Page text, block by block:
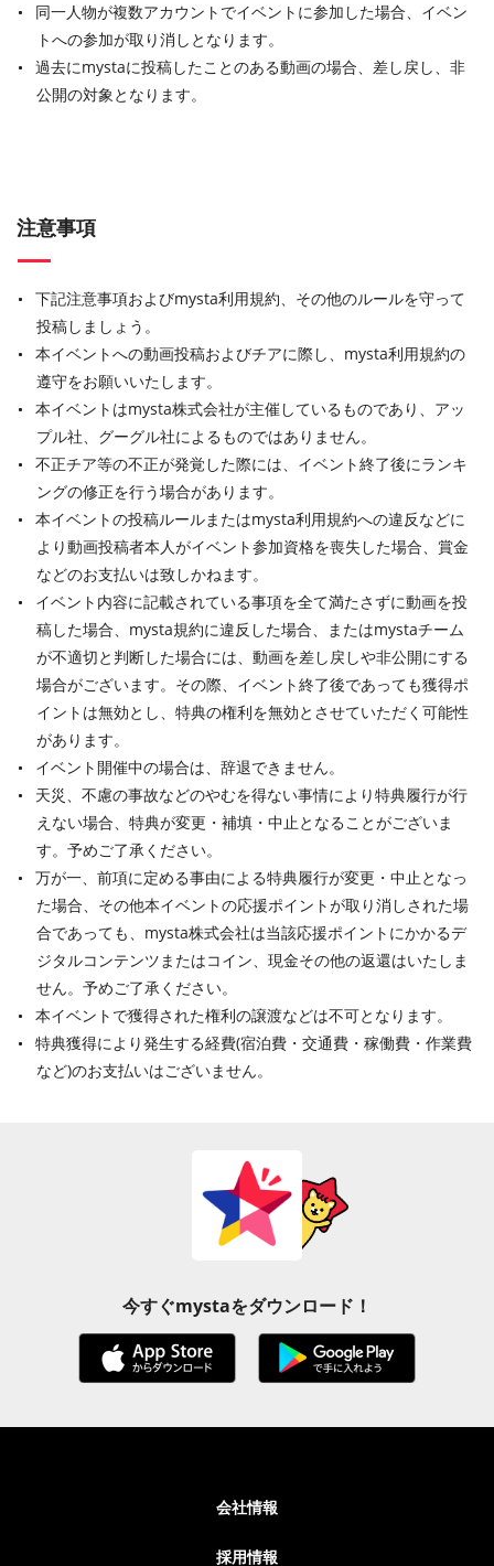
同一人物が複数アカウントでイベントに参加した場合、イベン
トへの参加が取り消しとなります。
過去にmystaに投稿したことのある動画の場合、差し戻し、非
公開の対象となります。
注意事項
下記注意事項およびmysta利用規約、その他のルールを守って
投稿しましょう。
本イベントへの動画投稿およびチアに際し、mysta利用規約の
遵守をお願いいたします。
本イベントはmysta株式会社が主催しているものであり、アッ
プル社、グーグル社によるものではありません。
不正チア等の不正が発覚した際には、イベント終了後にランキ
ングの修正を行う場合があります。
本イベントの投稿ルールまたはmysta利用規約への違反などに
より動画投稿者本人がイベント参加資格を喪失した場合、賞金
などのお支払いは致しかねます。
イベント内容に記載されている事項を全て満たさずに動画を投
稿した場合、mysta規約に違反した場合、またはmystaチーム
が不適切と判断した場合には、動画を差し戻しや非公開にする
場合がございます。その際、イベント終了後であっても獲得ポ
イントは無効とし、特典の権利を無効とさせていただく可能性
があります。
イベント開催中の場合は、辞退できません。
天災、不慮の事故などのやむを得ない事情により特典履行が行
えない場合、特典が変更・補填・中止となることがございま
す。予めご了承ください。
万が一、前項に定める事由による特典履行が変更・中止となっ
た場合、その他本イベントの応援ポイントが取り消しされた場
合であっても、mysta株式会社は当該応援ポイントにかかるデ
ジタルコンテンツまたはコイン、現金その他の返還はいたしま
せん。予めご了承ください。
本イベントで獲得された権利の譲渡などは不可となります。
特典獲得により発生する経費(宿泊費・交通費・稼働費・作業費
など)のお支払いはございません。
今すぐmystaをダウンロード！
会社情報
採用情報